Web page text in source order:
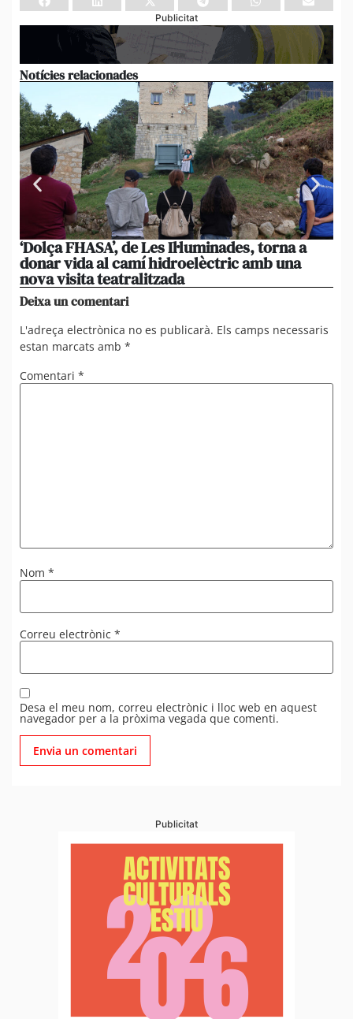
Publicitat
Notícies relacionades
‘Dolça FHASA’, de Les Il·luminades, torna a
donar vida al camí hidroelèctric amb una
nova visita teatralitzada
Deixa un comentari
L'adreça electrònica no es publicarà. Els camps necessaris
estan marcats amb *
Comentari *
Nom *
Correu electrònic *
Desa el meu nom, correu electrònic i lloc web en aquest
navegador per a la pròxima vegada que comenti.
Publicitat